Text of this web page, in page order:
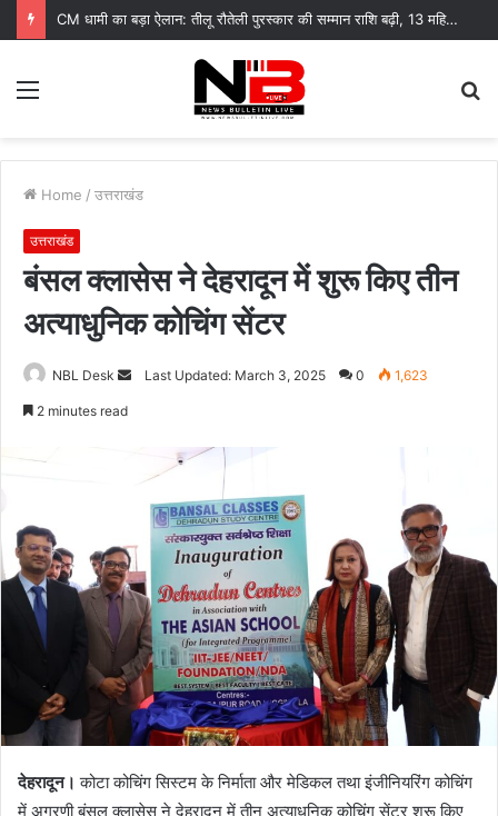
मिस उत्तराखंड 2026 में रचनात्मकता के साथ स्वावलंबन का संदेश
Menu
Home / उत्तराखंड
उत्तराखंड
बंसल क्लासेस ने देहरादून में शुरू किए तीन
अत्याधुनिक कोचिंग सेंटर
NBL Desk
SendLast Updated: March 3, 2025 0 1,623
2 minutes read
देहरादून। कोटा कोचिंग सिस्टम के निर्माता और मेडिकल तथा इंजीनियरिंग कोचिंग
में अग्रणी बंसल क्लासेस ने देहरादून में तीन अत्याधुनिक कोचिंग सेंटर शुरू किए